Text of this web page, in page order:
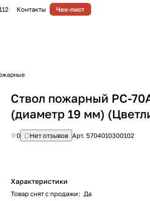
Контакты Чек-лист
Ствол пожарный РС-
(диаметр 19 мм)
0 Нет отзывов Арт. 5704010300102
Характеристики
Товар снят с продажи: Да